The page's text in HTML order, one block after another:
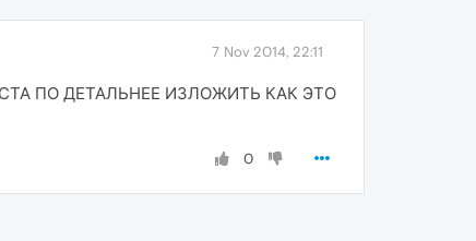
7 Nov 2014, 22:11
ПО ДЕТАЛЬНЕЕ ИЗЛОЖИТЬ КАК ЭТО
0